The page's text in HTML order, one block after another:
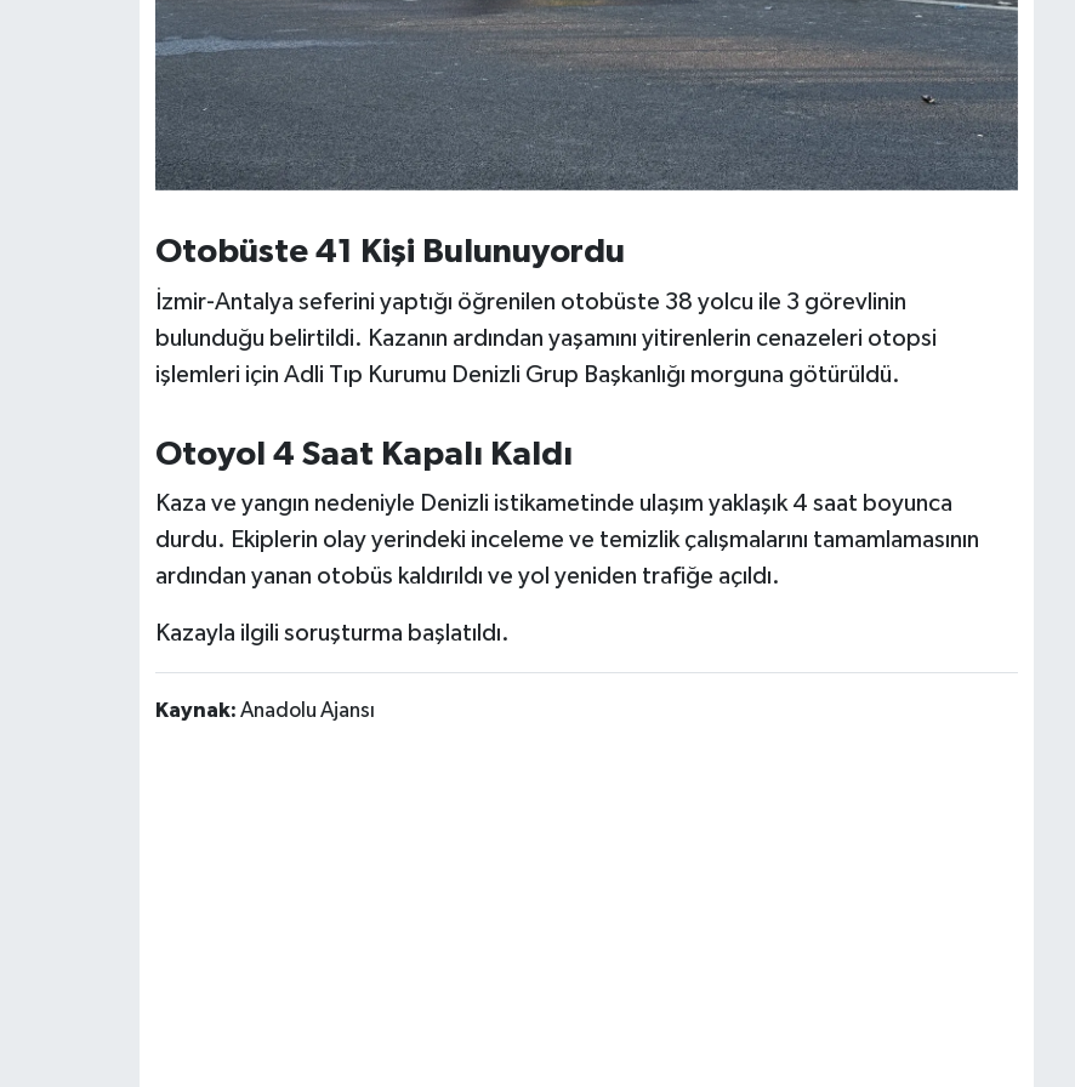
Otobüste 41 Kişi Bulunuyordu
İzmir-Antalya seferini yaptığı öğrenilen otobüste 38 yolcu ile 3 görevlinin
bulunduğu belirtildi. Kazanın ardından yaşamını yitirenlerin cenazeleri otopsi
işlemleri için Adli Tıp Kurumu Denizli Grup Başkanlığı morguna götürüldü.
Otoyol 4 Saat Kapalı Kaldı
Kaza ve yangın nedeniyle Denizli istikametinde ulaşım yaklaşık 4 saat boyunca
durdu. Ekiplerin olay yerindeki inceleme ve temizlik çalışmalarını tamamlamasının
ardından yanan otobüs kaldırıldı ve yol yeniden trafiğe açıldı.
Kazayla ilgili soruşturma başlatıldı.
Kaynak: Anadolu Ajansı